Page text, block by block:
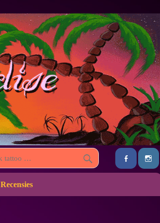
Recensies